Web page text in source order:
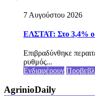
7 Αυγούστου 2026
ΕΛΣΤΑΤ: Στο 3,4% ο
Επιβραδύνθηκε
ρυθμός...
Ενδιαφέρουν
AgrinioDaily